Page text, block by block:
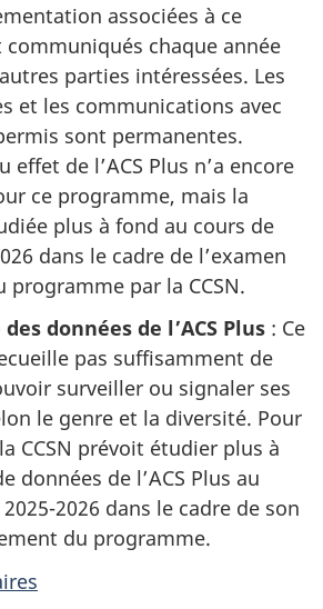
associées à ce
chaque année
parties intéressées. Les
et les communications avec
sont permanentes.
de l’ACS Plus n’a encore
ce programme, mais la
plus à fond au cours de
dans le cadre de l’examen
par la CCSN.
données de l’ACS Plus : Ce
pas suffisamment de
surveiller ou signaler ses
le genre et la diversité. Pour
CCSN prévoit étudier plus à
données de l’ACS Plus au
2026 dans le cadre de son
du programme.